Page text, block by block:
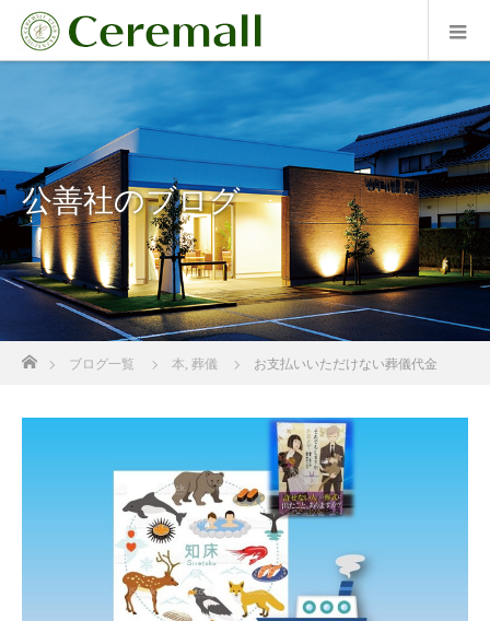
公善社のブログ
ブログ一覧 本, 葬儀 お支払いいただけない葬儀代金